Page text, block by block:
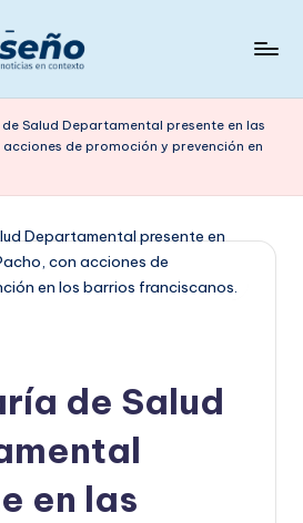
Salud Departamental presente en las
de promoción y prevención en
de Salud
en las